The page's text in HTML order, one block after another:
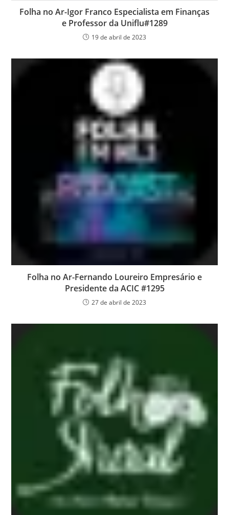
Folha no Ar-Igor Franco Especialista em Finanças
e Professor da Uniflu#1289
19 de abril de 2023
Folha no Ar-Fernando Loureiro Empresário e
Presidente da ACIC #1295
27 de abril de 2023